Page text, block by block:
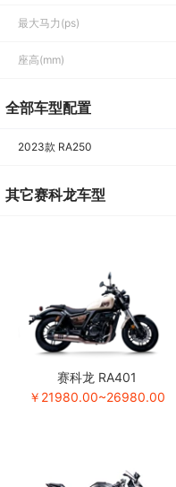
最大马力(ps)
座高(mm)
全部车型配置
2023款 RA250
其它赛科龙车型
赛科龙 RA401
￥21980.00~26980.00